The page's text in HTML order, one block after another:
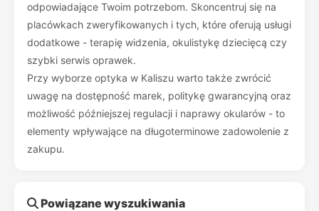
odpowiadające Twoim potrzebom. Skoncentruj się na
placówkach zweryfikowanych i tych, które oferują usługi
dodatkowe - terapię widzenia, okulistykę dziecięcą czy
szybki serwis oprawek.
Przy wyborze optyka w Kaliszu warto także zwrócić
uwagę na dostępność marek, politykę gwarancyjną oraz
możliwość późniejszej regulacji i naprawy okularów - to
elementy wpływające na długoterminowe zadowolenie z
zakupu.
Powiązane wyszukiwania